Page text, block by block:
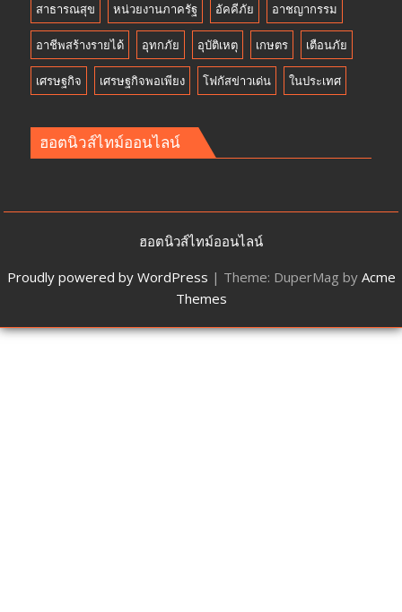
สาธารณสุข หน่วยงานภาครัฐ อัคคีภัย อาชญากรรม
อาชีพสร้างรายได้ อุทกภัย อุบัติเหตุ เกษตร เตือนภัย
เศรษฐกิจ เศรษฐกิจพอเพียง โฟกัสข่าวเด่น ในประเทศ
ฮอตนิวส์ไทม์ออนไลน์
ฮอตนิวส์ไทม์ออนไลน์
Proudly powered by WordPress | Theme: DuperMag by Acme
Themes